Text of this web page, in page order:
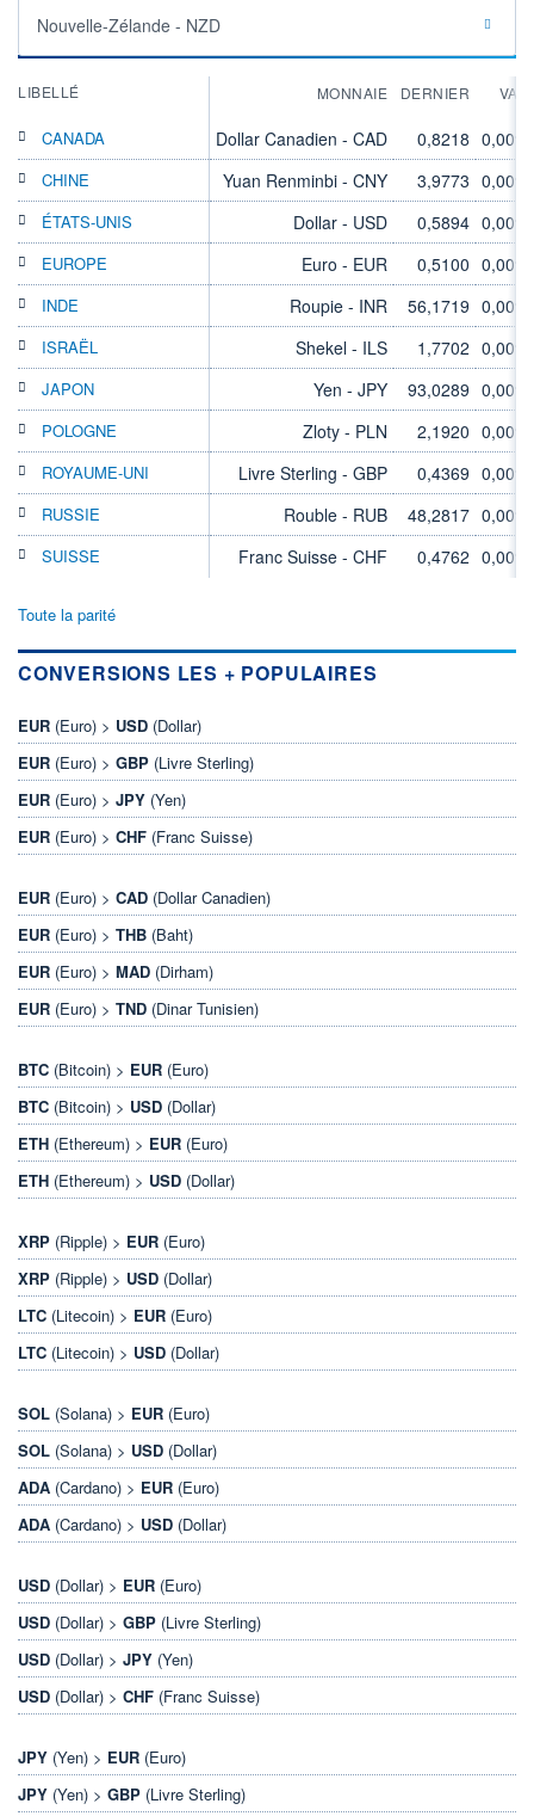
Nouvelle-Zélande - NZD
LIBELLÉ MONNAIE DERNIER VAR
CANADA Dollar Canadien - CAD 0,8218 0,00%
CHINE Yuan Renminbi - CNY 3,9773 0,00%
ÉTATS-UNIS Dollar - USD 0,5894 0,00%
EUROPE Euro - EUR 0,5100 0,00%
INDE Roupie - INR 56,1719 0,00%
ISRAËL Shekel - ILS 1,7702 0,00%
JAPON Yen - JPY 93,0289 0,00%
POLOGNE Zloty - PLN 2,1920 0,00%
ROYAUME-UNI Livre Sterling - GBP 0,4369 0,00%
RUSSIE Rouble - RUB 48,2817 0,00%
SUISSE Franc Suisse - CHF 0,4762 0,00%
Toute la parité
CONVERSIONS LES + POPULAIRES
EUR (Euro) > USD (Dollar)
EUR (Euro) > GBP (Livre Sterling)
EUR (Euro) > JPY (Yen)
EUR (Euro) > CHF (Franc Suisse)
EUR (Euro) > CAD (Dollar Canadien)
EUR (Euro) > THB (Baht)
EUR (Euro) > MAD (Dirham)
EUR (Euro) > TND (Dinar Tunisien)
BTC (Bitcoin) > EUR (Euro)
BTC (Bitcoin) > USD (Dollar)
ETH (Ethereum) > EUR (Euro)
ETH (Ethereum) > USD (Dollar)
XRP (Ripple) > EUR (Euro)
XRP (Ripple) > USD (Dollar)
LTC (Litecoin) > EUR (Euro)
LTC (Litecoin) > USD (Dollar)
SOL (Solana) > EUR (Euro)
SOL (Solana) > USD (Dollar)
ADA (Cardano) > EUR (Euro)
ADA (Cardano) > USD (Dollar)
USD (Dollar) > EUR (Euro)
USD (Dollar) > GBP (Livre Sterling)
USD (Dollar) > JPY (Yen)
USD (Dollar) > CHF (Franc Suisse)
JPY (Yen) > EUR (Euro)
JPY (Yen) > GBP (Livre Sterling)